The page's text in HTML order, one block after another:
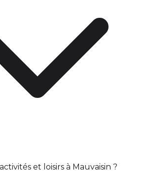
et loisirs à Mauvaisin ?